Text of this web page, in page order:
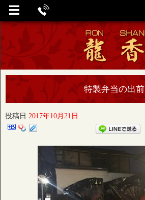
特製弁当の出前
投稿日 2017年10月21日